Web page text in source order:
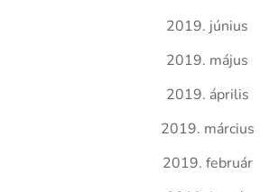
2019. június
2019. május
2019. április
2019. március
2019. február